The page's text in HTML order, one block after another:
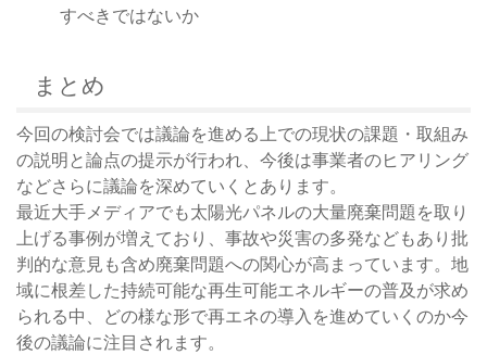
すべきではないか
まとめ
今回の検討会では議論を進める上での現状の課題・取組み
の説明と論点の提示が行われ、今後は事業者のヒアリング
などさらに議論を深めていくとあります。
最近大手メディアでも太陽光パネルの大量廃棄問題を取り
上げる事例が増えており、事故や災害の多発などもあり批
判的な意見も含め廃棄問題への関心が高まっています。地
域に根差した持続可能な再生可能エネルギーの普及が求め
られる中、どの様な形で再エネの導入を進めていくのか今
後の議論に注目されます。